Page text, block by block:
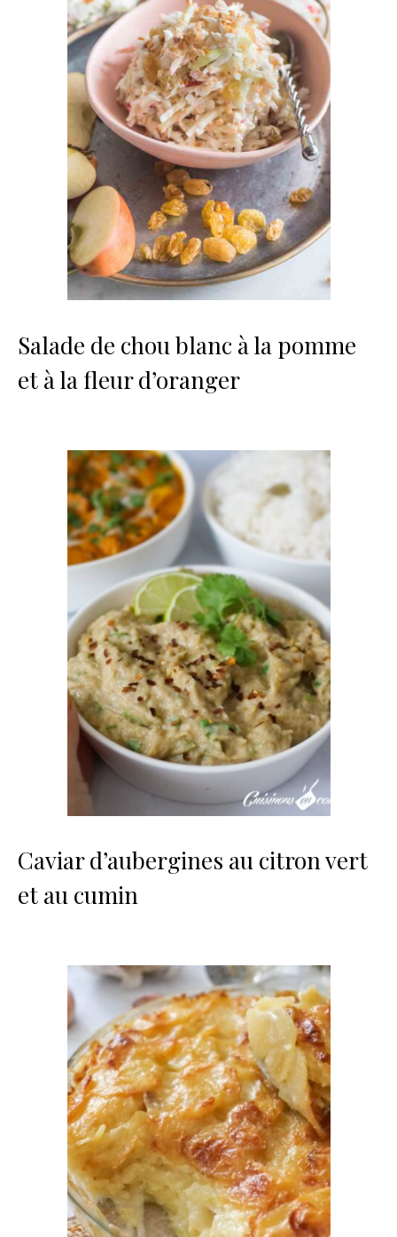
Salade de chou blanc à la pomme
et à la fleur d’oranger
Caviar d’aubergines au citron vert
et au cumin